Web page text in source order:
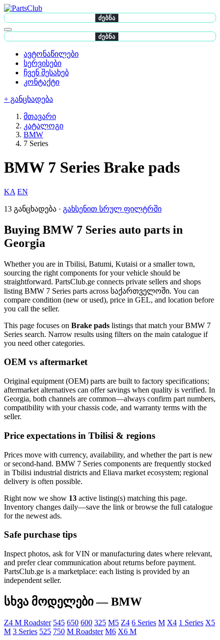
ძებნა
ძებნა
ავტონაწილები
სერვისები
ჩვენ შესახებ
კონტაქტი
+ განცხადება
მთავარი
კატალოგი
BMW
7 Series
BMW 7 Series Brake pads
KA EN
13 განცხადება · გახსენით სრულ ფილტრში
Buying BMW 7 Series auto parts in
Georgia
Whether you are in Tbilisi, Batumi, Kutaisi or a smaller town,
sourcing the right components for your vehicle should be
straightforward. PartsClub.ge connects private sellers and shops
listing BMW 7 Series parts across საქართველოში. You can
compare condition (new or used), price in GEL, and location before
you call the seller.
This page focuses on Brake pads listings that match your BMW 7
Series search. Narrow results using filters on the main catalogue if
you need other categories.
OEM vs aftermarket
Original equipment (OEM) parts are built to factory specifications;
aftermarket alternatives can offer savings when quality is verified. In
Georgia, both channels are common—always confirm part numbers,
compatibility with your chassis code, and warranty terms with the
seller.
Price expectations in Tbilisi & regions
Prices move with currency, availability, and whether the part is new
or second-hand. BMW 7 Series components are frequently stocked
in Tbilisi industrial districts and Eliava market ecosystem; regional
delivery is often possible.
Right now we show 13 active listing(s) matching this page.
Inventory changes daily—save the link or browse the full catalogue
for the newest ads.
Safe purchase tips
Inspect photos, ask for VIN or manufacturing dates where relevant,
and prefer clear communication about returns before payment.
PartsClub.ge is a marketplace: each listing is provided by an
independent seller.
სხვა მოდელები — BMW
Z4 M Roadster 545 650 600 325 M5 Z4 6 Series M X4 1 Series X5
M 3 Series 525 750 M Roadster M6 X6 M